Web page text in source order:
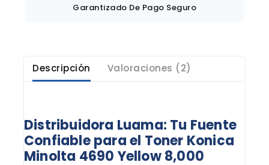
Garantizado De Pago Seguro
Descripción Valoraciones (2)
Distribuidora Luama: Tu Fuente
Confiable para el Toner Konica
Minolta 4690 Yellow 8,000